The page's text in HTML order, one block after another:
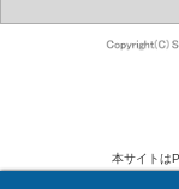
本サイトは